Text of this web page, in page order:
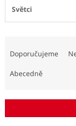
Světci
r
Doporučujeme
Abecedně